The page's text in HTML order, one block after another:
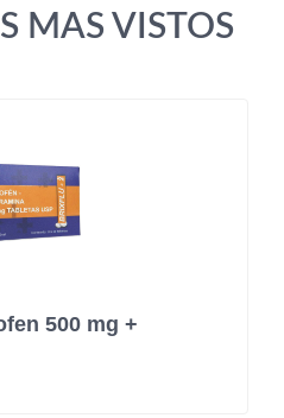
MAS VISTOS
500 mg +